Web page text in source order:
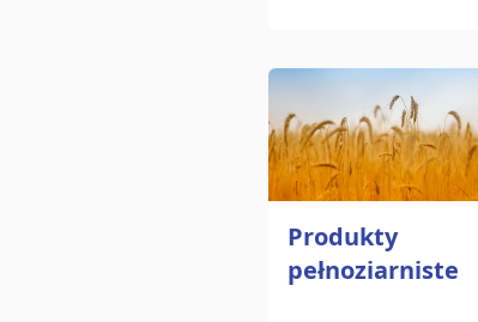
Produkty
pełnoziarniste